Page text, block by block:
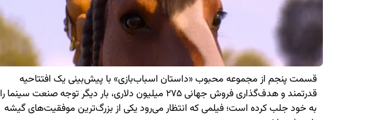
قسمت پنجم از مجموعه محبوب «داستان اسباب‌بازی» با پیش‌بینی یک افتتاحیه
قدرتمند و هدف‌گذاری فروش جهانی ۲۷۵ میلیون دلاری، بار دیگر توجه صنعت سینما را
به خود جلب کرده است؛ فیلمی که انتظار می‌رود یکی از بزرگ‌ترین موفقیت‌های گیشه